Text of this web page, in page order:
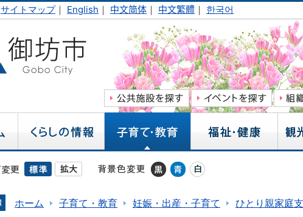
サイトマップ｜ English ｜ 中文简体 ｜ 中文繁體 ｜ 한국어
ホーム 子育て・教育 妊娠・出産・子育て ひとり親家庭